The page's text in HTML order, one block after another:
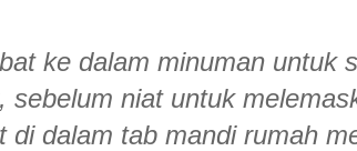
ke dalam minuman untuk
niat untuk
dalam tab mandi rumah